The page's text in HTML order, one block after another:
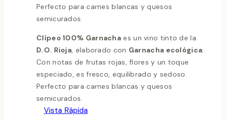
Perfecto para carnes blancas y quesos
semicurados.
Clípeo 100% Garnacha es un vino tinto de la
D.O. Rioja, elaborado con Garnacha ecológica.
Con notas de frutas rojas, flores y un toque
especiado, es fresco, equilibrado y sedoso.
Perfecto para carnes blancas y quesos
semicurados.
Vista Rápida